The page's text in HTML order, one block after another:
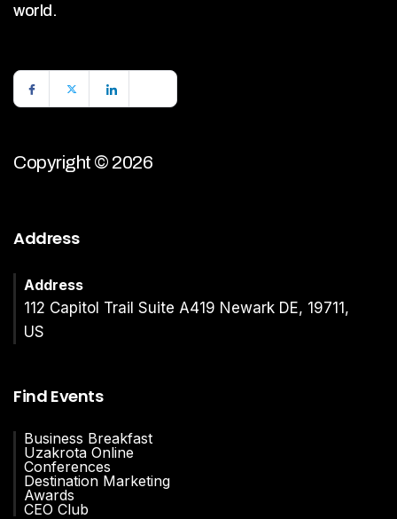
world.
Copyright © 2026
Address
Address
112 Capitol Trail Suite A419 Newark DE, 19711,
US
Find Events
Business Breakfast
Uzakrota Online
Conferences
Destination Marketing
Awards
CEO Club